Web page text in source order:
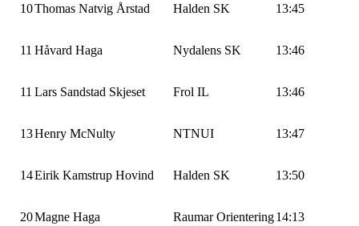
10Thomas Natvig Årstad Halden SK 13:45
11 Håvard Haga Nydalens SK 13:46
11 Lars Sandstad Skjeset Frol IL 13:46
13Henry McNulty NTNUI 13:47
14Eirik Kamstrup Hovind Halden SK 13:50
20Magne Haga Raumar Orientering14:13